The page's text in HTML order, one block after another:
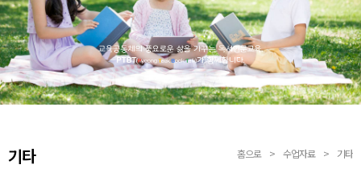
기타 홈으로 > 수업자료 > 기타